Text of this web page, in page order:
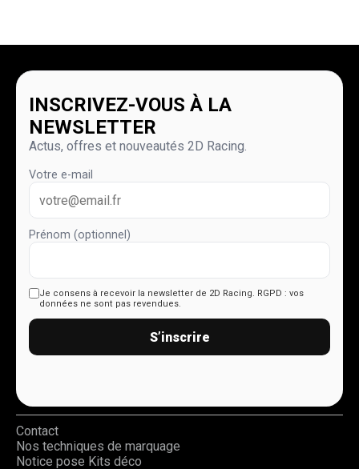
– YELLOW
139,00€TTC
– ORANGE
Kit déco 50cc –
PEUGEOT – KISBEE –
2DR6 – ORANGE
Kit déco 50cc –
2DR6 – ORANGE